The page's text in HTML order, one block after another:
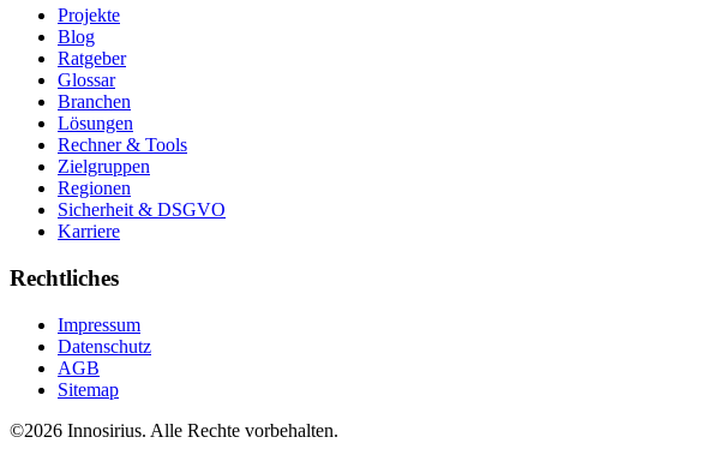
Projekte
Blog
Ratgeber
Glossar
Branchen
Lösungen
Rechner & Tools
Zielgruppen
Regionen
Sicherheit & DSGVO
Karriere
Rechtliches
Impressum
Datenschutz
AGB
Sitemap
©2026 Innosirius. Alle Rechte vorbehalten.